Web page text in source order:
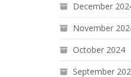
December
November
October 2024
September